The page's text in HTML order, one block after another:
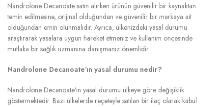
Nandrolone Decanoate satın alırken ürünün güvenilir bir kaynaktan
temin edilmesine, orijinal olduğundan ve güvenilir bir markaya ait
olduğundan emin olunmalıdır. Ayrıca, ülkenizdeki yasal durumu
araştırarak yasalara uygun hareket etmeniz ve kullanım öncesinde
mutlaka bir sağlık uzmanına danışmanız önemlidir.
Nandrolone Decanoate’ın yasal durumu nedir?
Nandrolone Decanoate’ın yasal durumu ülkeye göre değişiklik
göstermektedir. Bazı ülkelerde reçeteyle satılan bir ilaç olarak kabul